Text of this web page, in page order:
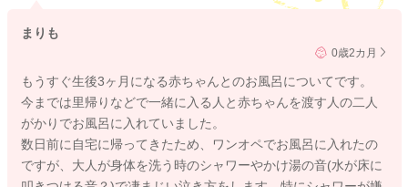
まりも
0歳2カ月
もうすぐ生後3ヶ月になる赤ちゃんとのお風呂についてです。
今までは里帰りなどで一緒に入る人と赤ちゃんを渡す人の二人
がかりでお風呂に入れていました。
数日前に自宅に帰ってきたため、ワンオペでお風呂に入れたの
ですが、大人が身体を洗う時のシャワーやかけ湯の音(水が床に